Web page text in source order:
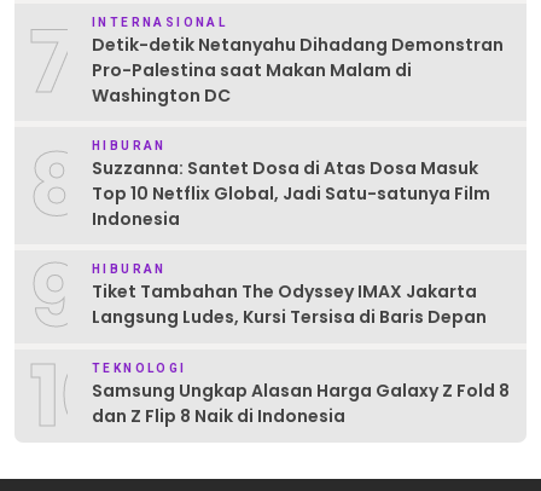
7 INTERNASIONAL
Detik-detik Netanyahu Dihadang Demonstran
Pro-Palestina saat Makan Malam di
Washington DC
8 HIBURAN
Suzzanna: Santet Dosa di Atas Dosa Masuk
Top 10 Netflix Global, Jadi Satu-satunya Film
Indonesia
9 HIBURAN
Tiket Tambahan The Odyssey IMAX Jakarta
Langsung Ludes, Kursi Tersisa di Baris Depan
10TEKNOLOGI
Samsung Ungkap Alasan Harga Galaxy Z Fold 8
dan Z Flip 8 Naik di Indonesia